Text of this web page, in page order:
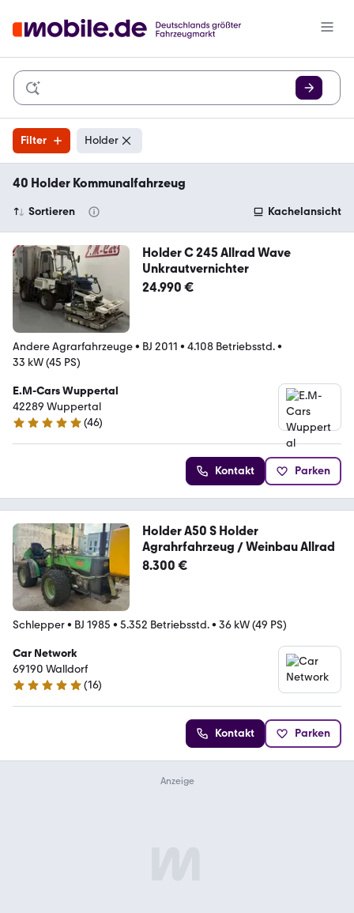
Filter Holder
40 Holder Kommunalfahrzeug
Sortieren Kachelansicht
Holder C 245 Allrad Wave
Unkrautvernichter
24.990 €
Andere Agrarfahrzeuge• BJ 2011 • 4.108 Betriebsstd.•
33 kW (45 PS)
E.M-Cars Wuppertal
42289 Wuppertal
4.9 Sterne
(46)
Kontakt Parken
Holder A50 S Holder
Agrahrfahrzeug / Weinbau Allrad
8.300 €
Schlepper• BJ 1985 • 5.352 Betriebsstd.• 36 kW (49 PS)
Car Network
69190 Walldorf
5 Sterne
(16)
Kontakt Parken